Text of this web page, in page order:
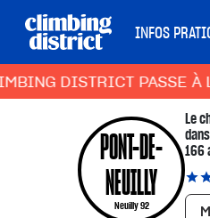
INFOS
PASSE À
PONT-DE-
NEUILLY
Neuilly 92
Le
166